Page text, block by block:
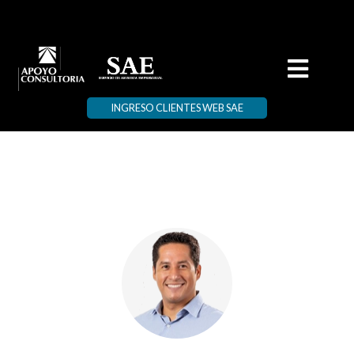
INGRESO CLIENTES WEB SAE